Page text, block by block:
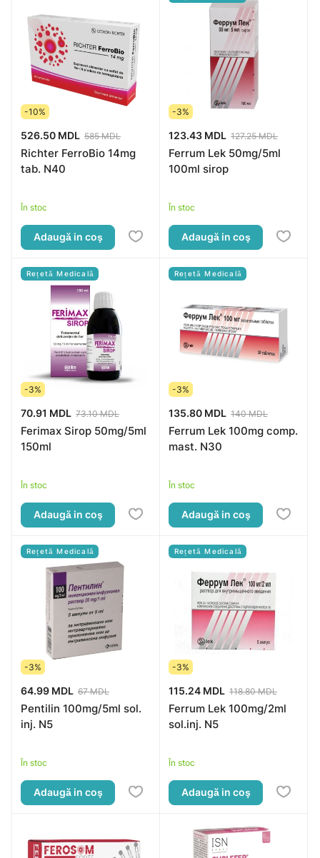
-10%
526.50 MDL 585 MDL
Richter FerroBio 14mg
tab. N40
În stoc
Adaugă in coş
-3%
123.43 MDL 127.25 MDL
Ferrum Lek 50mg/5ml
100ml sirop
În stoc
Adaugă in coş
Rețetă Medicală
-3%
70.91 MDL 73.10 MDL
Ferimax Sirop 50mg/5ml
150ml
În stoc
Adaugă in coş
Rețetă Medicală
-3%
135.80 MDL 140 MDL
Ferrum Lek 100mg comp.
mast. N30
În stoc
Adaugă in coş
Rețetă Medicală
-3%
64.99 MDL 67 MDL
Pentilin 100mg/5ml sol.
inj. N5
În stoc
Adaugă in coş
Rețetă Medicală
-3%
115.24 MDL 118.80 MDL
Ferrum Lek 100mg/2ml
sol.inj. N5
În stoc
Adaugă in coş